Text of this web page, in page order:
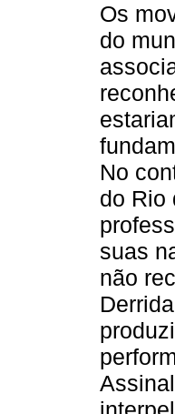
Os
do
No
do Rio
suas
não